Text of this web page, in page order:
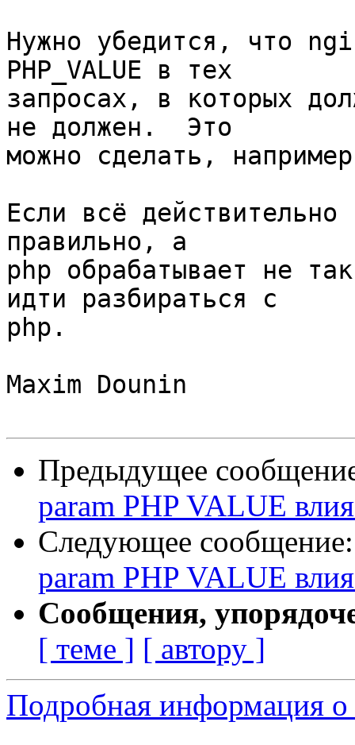
Нужно убедится, что
PHP_VALUE в тех
запросах, в которых
не должен.  Это
можно сделать,
Если всё
правильно, а
php обрабатывает не
идти разбираться с
php.
Maxim Dounin
Предыдущее
param PHP VALUE
Следующее
param PHP VALUE
Сообщения,
[ теме ] [ автору ]
Подробная информация